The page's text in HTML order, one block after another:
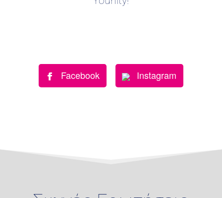
Facebook Instagram